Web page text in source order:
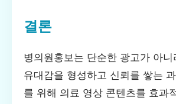
결론
병의원홍보는 단순한 광고가 아니
유대감을 형성하고 신뢰를 쌓는
를 위해 의료 영상 콘텐츠를 효과